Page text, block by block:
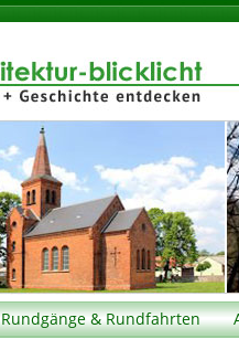
Rundgänge & Rundfahrten